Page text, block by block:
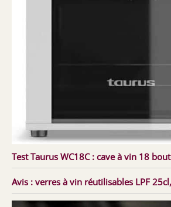
Test Taurus WC18C : cave à vin 18
Avis : verres à vin réutilisables LPF